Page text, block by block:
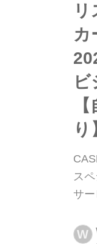
カ
り
ス
サ
備
W